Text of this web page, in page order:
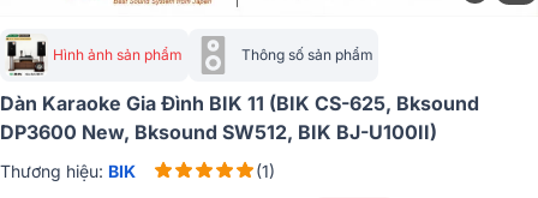
Hình ảnh sản phẩm Thông số sản phẩm
Dàn Karaoke Gia Đình BIK 11 (BIK CS-625, Bksound
DP3600 New, Bksound SW512, BIK BJ-U100II)
Thương hiệu: BIK (1)